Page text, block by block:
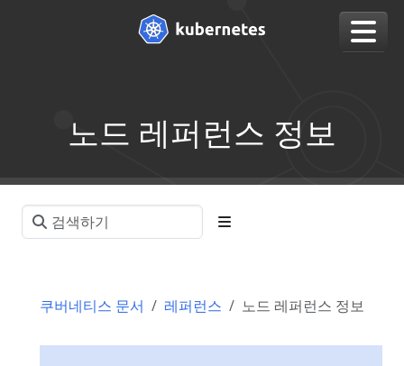
노드 레퍼런스 정보
쿠버네티스 문서 레퍼런스 노드 레퍼런스 정보